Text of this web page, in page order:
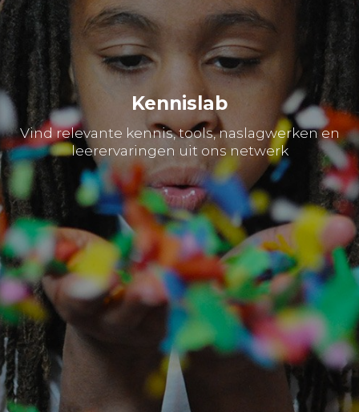
Kennislab
Vind relevante kennis, tools, naslagwerken en
leerervaringen uit ons netwerk